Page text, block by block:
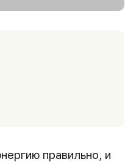
правильно, и